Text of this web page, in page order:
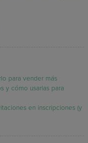
para vender más
y cómo usarlas para
en inscripciones (y